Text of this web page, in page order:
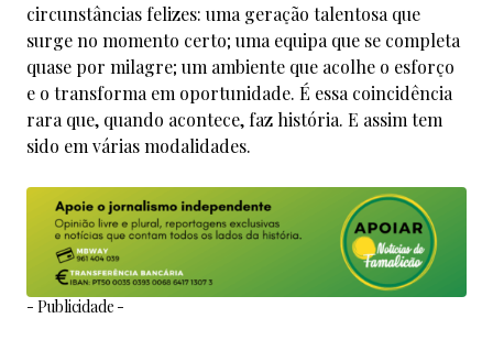
circunstâncias felizes: uma geração talentosa que
surge no momento certo; uma equipa que se completa
quase por milagre; um ambiente que acolhe o esforço
e o transforma em oportunidade. É essa coincidência
rara que, quando acontece, faz história. E assim tem
sido em várias modalidades.
- Publicidade -